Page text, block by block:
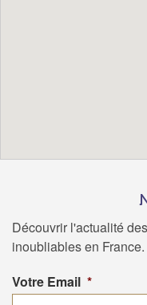
Découvrir l'actualité
inoubliables en France.
Votre Email *